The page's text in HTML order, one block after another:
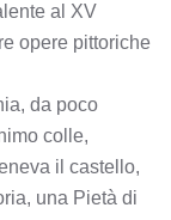
al XV
opere pittoriche
da poco
colle,
il castello,
una Pietà di